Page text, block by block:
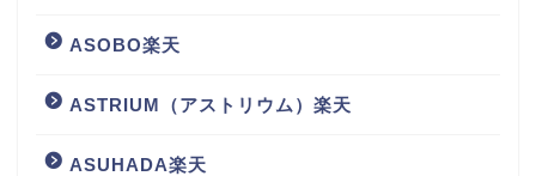
ASOBO楽天
ASTRIUM（アストリウム）楽天
ASUHADA楽天